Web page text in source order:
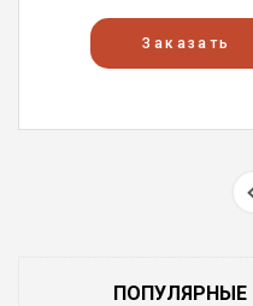
Заказать